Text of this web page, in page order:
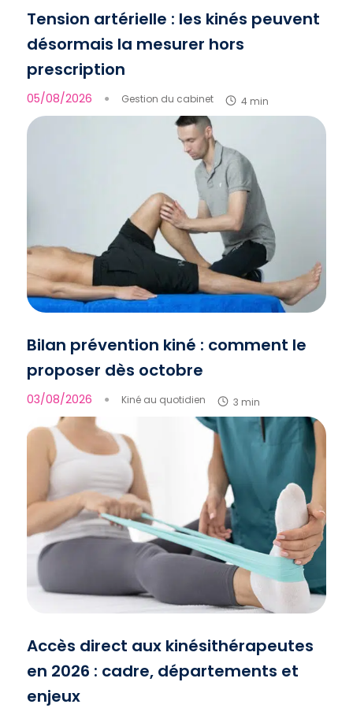
Tension artérielle : les kinés peuvent
désormais la mesurer hors
prescription
05/08/2026 ● Gestion du cabinet 4 min
Bilan prévention kiné : comment le
proposer dès octobre
03/08/2026 ● Kiné au quotidien 3 min
Accès direct aux kinésithérapeutes
en 2026 : cadre, départements et
enjeux